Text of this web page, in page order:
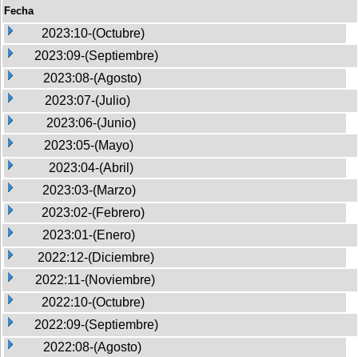
Fecha
2023:10-(Octubre)
2023:09-(Septiembre)
2023:08-(Agosto)
2023:07-(Julio)
2023:06-(Junio)
2023:05-(Mayo)
2023:04-(Abril)
2023:03-(Marzo)
2023:02-(Febrero)
2023:01-(Enero)
2022:12-(Diciembre)
2022:11-(Noviembre)
2022:10-(Octubre)
2022:09-(Septiembre)
2022:08-(Agosto)